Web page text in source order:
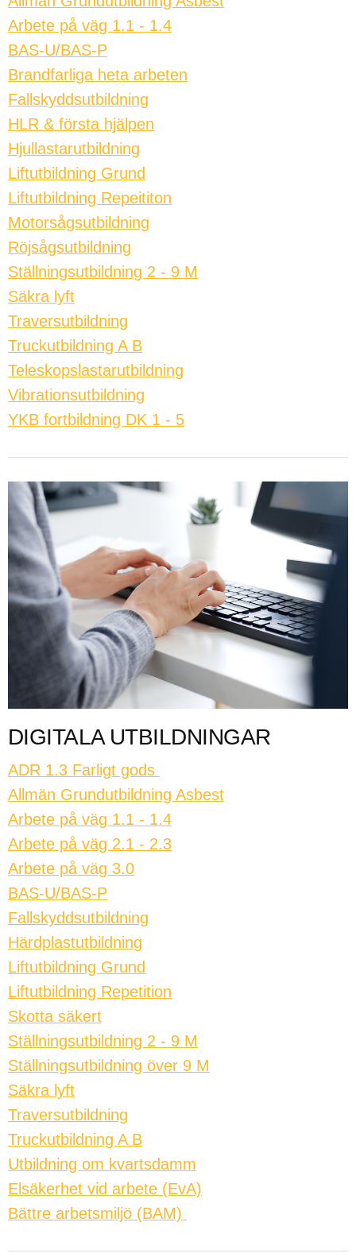
Arbete på väg 1.1 - 1.4
BAS-U/BAS-P
Brandfarliga heta arbeten
Fallskyddsutbildning
HLR & första hjälpen
Hjullastarutbildning
Liftutbildning Grund
Liftutbildning Repeititon
Motorsågsutbildning
Röjsågsutbildning
Ställningsutbildning 2 - 9 M
Säkra lyft
Traversutbildning
Truckutbildning A B
Teleskopslastarutbildning
Vibrationsutbildning
YKB fortbildning DK 1 - 5
DIGITALA UTBILDNINGAR
ADR 1.3 Farligt gods
Allmän Grundutbildning Asbest
Arbete på väg 1.1 - 1.4
Arbete på väg 2.1 - 2.3
Arbete på väg 3.0
BAS-U/BAS-P
Fallskyddsutbildning
Härdplastutbildning
Liftutbildning Grund
Liftutbildning Repetition
Skotta säkert
Ställningsutbildning 2 - 9 M
Ställningsutbildning över 9 M
Säkra lyft
Traversutbildning
Truckutbildning A B
Utbildning om kvartsdamm
Elsäkerhet vid arbete (EvA)
Bättre arbetsmiljö (BAM)